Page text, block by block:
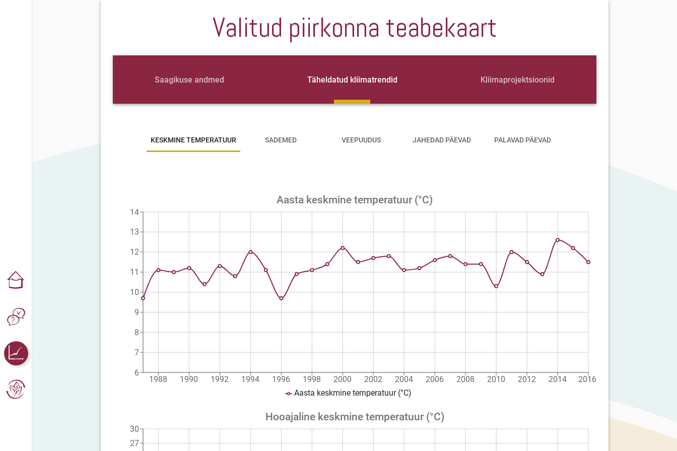
Valitud piirkonna teabekaart
Saagikuse andmed Täheldatud kliimatrendid Kliimaprojektsioonid
KESKMINE TEMPERATUUR SADEMED VEEPUUDUS JAHEDAD PÄEVAD PALAVAD PÄEVAD
Aasta keskmine temperatuur (°C)
1988 1990 1992 1994 1996 1998 2000 2002 2004 2006 2008 2010 2012 2014 2016
6
7
8
9
10
11
12
13
14
Aasta keskmine temperatuur (°C)
Hooajaline keskmine temperatuur (°C)
27
30